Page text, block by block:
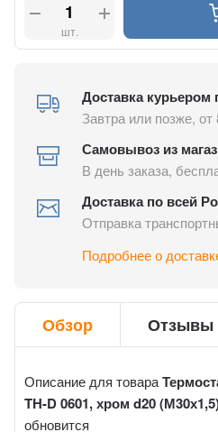
шт.
Доставка
Завтра или позже, от
Самовывоз из
В день заказа,
Доставка по всей
Отправка
Подробнее о
Обзор Отзывы
Описание для товара
TH-D 0601, хром d20
обновится